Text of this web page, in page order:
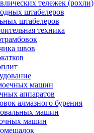
тележек (рохли)
штабелеров
штабелеров
техника
швов
машин
аппаратов
алмазного бурения
машин
машин